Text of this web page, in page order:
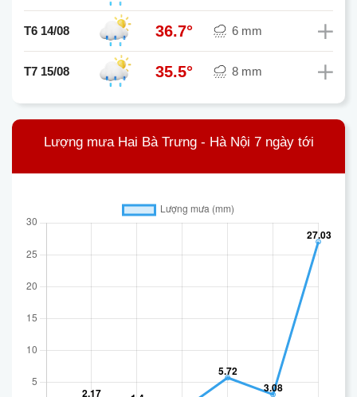
T6 14/08 36.7° 6 mm
T7 15/08 35.5° 8 mm
Lượng mưa Hai Bà Trưng - Hà Nội 7 ngày tới